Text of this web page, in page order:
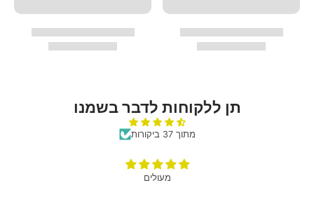
תן ללקוחות לדבר בשמנו
מתוך 37 ביקורות
מעולים